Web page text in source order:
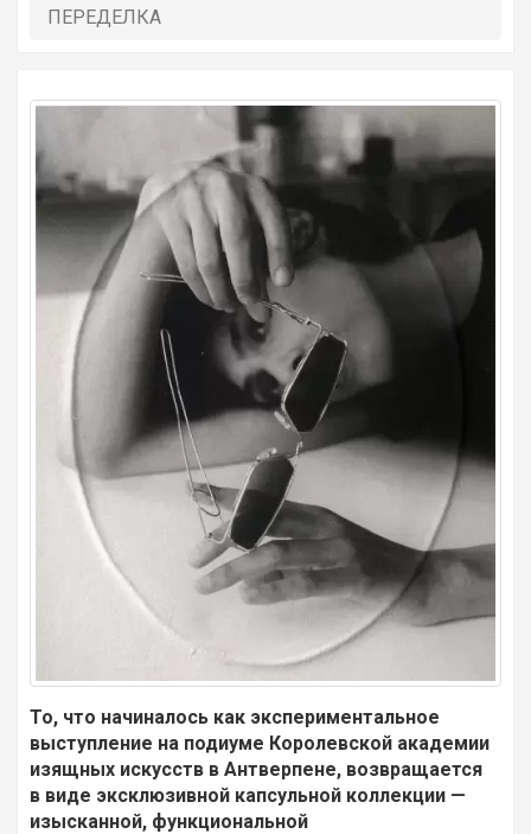
ПЕРЕДЕЛКА
То, что начиналось как экспериментальное
выступление на подиуме Королевской академии
изящных искусств в Антверпене, возвращается
в виде эксклюзивной капсульной коллекции —
изысканной, функциональной